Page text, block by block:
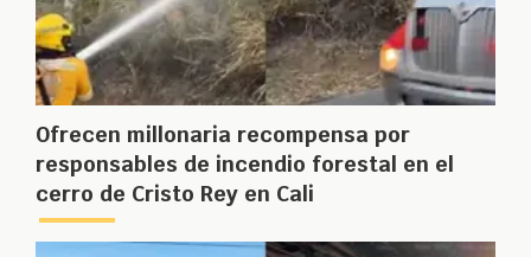
Ofrecen millonaria recompensa por
responsables de incendio forestal en el
cerro de Cristo Rey en Cali